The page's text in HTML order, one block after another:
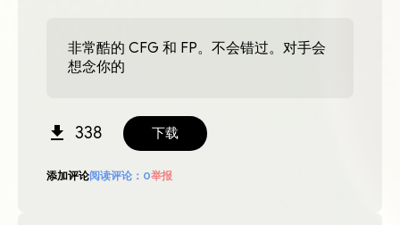
非常酷的 CFG 和 FP。不会错过。对手会
想念你的
338 下载
添加评论阅读评论： 0举报